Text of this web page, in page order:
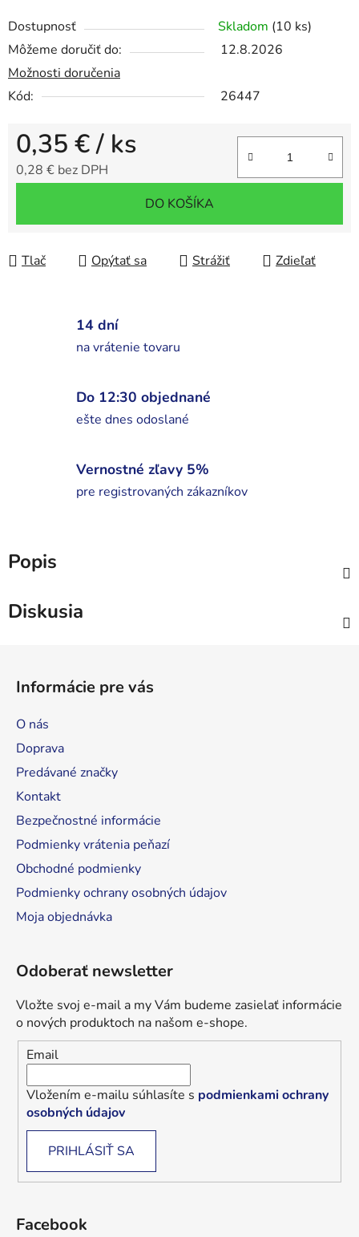
Dostupnosť Skladom (10 ks)
Môžeme doručiť do:
12.8.2026
Možnosti doručenia
Kód:
26447
0,35 €/ ks
0,28 € bez DPH
DO KOŠÍKA
Tlač Opýtať sa Strážiť Zdieľať
14 dní
na vrátenie tovaru
Do 12:30 objednané
ešte dnes odoslané
Vernostné zľavy 5%
pre registrovaných zákazníkov
Popis
Diskusia
Informácie pre vás
O nás
Doprava
Predávané značky
Kontakt
Bezpečnostné informácie
Podmienky vrátenia peňazí
Obchodné podmienky
Podmienky ochrany osobných údajov
Moja objednávka
Odoberať newsletter
Vložte svoj e-mail a my Vám budeme zasielať informácie
o nových produktoch na našom e-shope.
Email
Vložením e-mailu súhlasíte s podmienkami ochrany
osobných údajov
PRIHLÁSIŤ SA
Facebook